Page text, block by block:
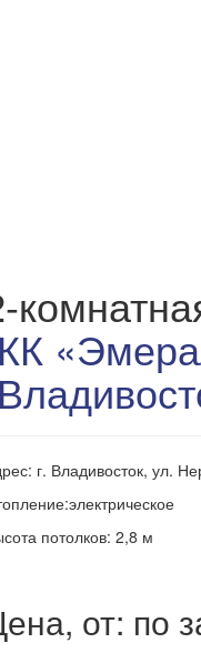
г. Владивосток, ул.
потолков: 2,8 м
от: по